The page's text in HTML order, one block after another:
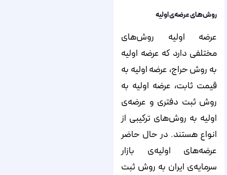
روش‌‌‌‌‌‌‌‌‌‌‌‌‌‌‌‌‌‌‌‌‌‌‌‌‌‌‌‌‌‌‌‌‌‌‌‌‌‌‌‌‌‌‌‌‌‌‌‌‌‌‌‌‌‌‌‌‌های عرضه‌‌‌‌‌‌‌‌‌‌‌‌‌‌‌‌‌‌‌‌‌‌‌‌‌‌‌‌‌‌‌‌‌‌‌‌‌‌‌‌‌‌‌‌‌‌‌‌‌‌‌‌‌‌‌‌‌ی اولیه
عرضه اولیه روش‌‌‌‌‌‌‌‌‌‌‌‌‌‌‌‌‌‌‌‌‌‌‌‌‌‌‌‌‌‌‌‌‌‌‌‌‌‌‌‌‌‌‌‌‌‌‌‌‌‌‌‌‌‌‌‌‌های
مختلفی دارد که عرضه اولیه
به روش حراج، عرضه اولیه به
قیمت ثابت، عرضه اولیه به
روش ثبت دفتری و عرضه‌‌‌‌‌‌‌‌‌‌‌‌‌‌‌‌‌‌‌‌‌‌‌‌‌‌‌‌‌‌‌‌‌‌‌‌‌‌‌‌‌‌‌‌‌‌‌‌‌‌‌‌‌‌‌‌‌ی
اولیه به روش‌‌‌‌‌‌‌‌‌‌‌‌‌‌‌‌‌‌‌‌‌‌‌‌‌‌‌‌‌‌‌‌‌‌‌‌‌‌‌‌‌‌‌‌‌‌‌‌‌‌‌‌‌‌‌‌‌های ترکیبی از
انواع هستند. در حال حاضر
عرضه‌‌‌‌‌‌‌‌‌‌‌‌‌‌‌‌‌‌‌‌‌‌‌‌‌‌‌‌‌‌‌‌‌‌‌‌‌‌‌‌‌‌‌‌‌‌‌‌‌‌‌‌‌‌‌‌‌های اولیه‌‌‌‌‌‌‌‌‌‌‌‌‌‌‌‌‌‌‌‌‌‌‌‌‌‌‌‌‌‌‌‌‌‌‌‌‌‌‌‌‌‌‌‌‌‌‌‌‌‌‌‌‌‌‌‌‌ی بازار
سرمایه‌‌‌‌‌‌‌‌‌‌‌‌‌‌‌‌‌‌‌‌‌‌‌‌‌‌‌‌‌‌‌‌‌‌‌‌‌‌‌‌‌‌‌‌‌‌‌‌‌‌‌‌‌‌‌‌‌ی ایران به روش ثبت